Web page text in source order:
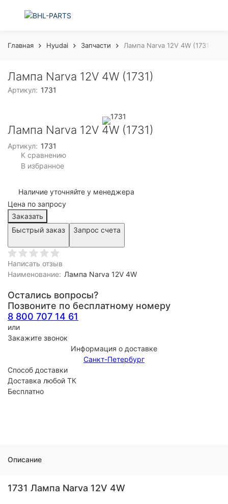
Главная Hyudai Запчасти Лампа Narva 12V 4W (1731)
Лампа Narva 12V 4W (1731)
Артикул: 1731
Лампа Narva 12V 4W (1731)
Артикул: 1731
К сравнению
В избранное
Наличие уточняйте у менеджера
Цена по запросу
Заказать
Быстрый заказ
Запрос счета
Написать отзыв
Наименование: Лампа Narva 12V 4W
Остались вопросы?
Позвоните по бесплатному номеру
8 800 707 14 61
или
Закажите звонок
Информация о доставке
Санкт-Петербург
Способ доставки
Доставка любой ТК
Бесплатно
Описание
1731 Лампа Narva 12V 4W